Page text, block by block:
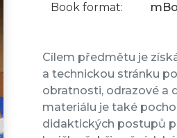
Book format:
Cílem předmětu je
a technickou stránku
obratnosti, odrazové a
materiálu je také
didaktických postupů